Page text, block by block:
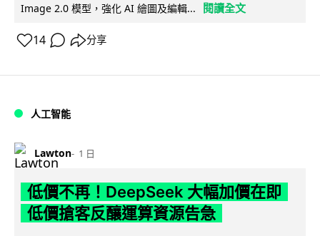
Image 2.0 模型，強化 AI 繪圖及編輯...
閱讀全文
14 分享
人工智能
Lawton 1 日
低價不再！DeepSeek 大幅加價在即
低價搶客反釀運算資源告急